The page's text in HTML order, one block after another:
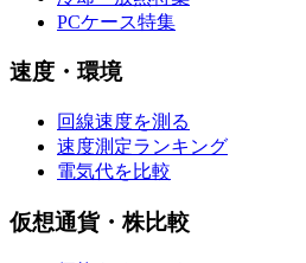
PCケース特集
速度・環境
回線速度を測る
速度測定ランキング
電気代を比較
仮想通貨・株比較